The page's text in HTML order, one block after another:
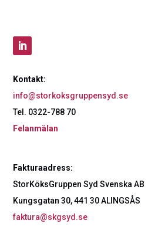
Kontakt:
info@storkoksgruppensyd.se
Tel. 0322-788 70
Felanmälan
Fakturaadress:
StorKöksGruppen Syd Svenska AB
Kungsgatan 30, 441 30 ALINGSÅS
faktura@skgsyd.se